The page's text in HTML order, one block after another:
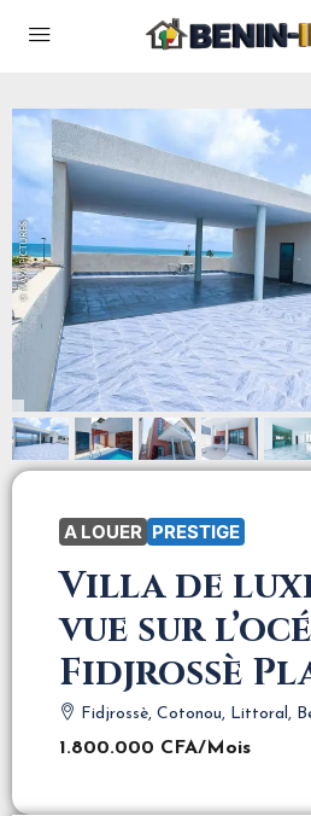
A LOUER PRESTIGE
Villa de
vue sur
Fidjrossè
Fidjrossè, Cotonou, Littoral,
1.800.000 CFA/Mois